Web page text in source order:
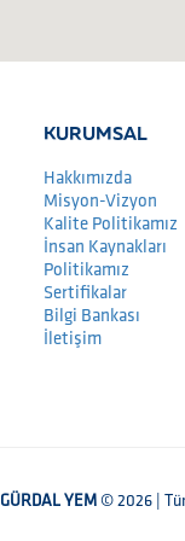
KURUMSAL
Hakkımızda
Misyon-Vizyon
Kalite Politikamız
İnsan Kaynakları
Politikamız
Sertifikalar
Bilgi Bankası
İletişim
GÜRDAL YEM© 2026 |